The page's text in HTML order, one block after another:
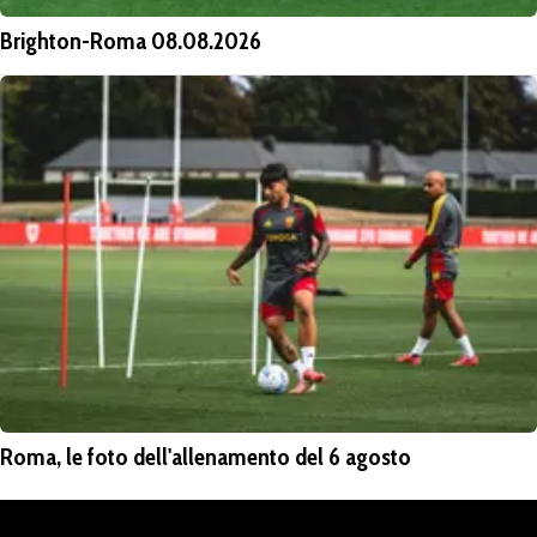
Brighton-Roma 08.08.2026
Roma, le foto dell'allenamento del 6 agosto